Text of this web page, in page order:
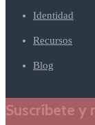
Identidad
Recursos
Blog
Suscríbete y